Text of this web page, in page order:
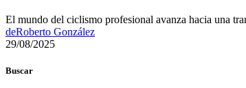
El mundo del ciclismo profesional avanza hacia una
deRoberto González
29/08/2025
Buscar